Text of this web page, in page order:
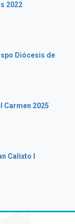
2022
Diócesis de
Carmen 2025
Calixto I